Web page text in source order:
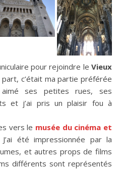
pour rejoindre le Vieux
part, c’était ma partie préférée
aimé ses petites rues, ses
et j’ai pris un plaisir fou à
vers le musée du cinéma et
été impressionnée par la
et autres props de films
différents sont représentés